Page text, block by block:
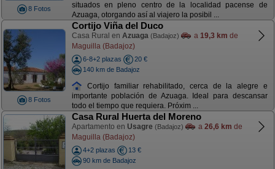
8 Fotos
situados en pleno centro de la localidad pacense de
Azuaga, otorgando así al viajero la posibil ...
8 Fotos
Cortijo Viña del Duco
Casa Rural en Azuaga (Badajoz) a 19,3 km de
Maguilla (Badajoz)
6-8+2 plazas
20 €
140 km de Badajoz
Cortijo familiar rehabilitado, cerca de la alegre e
importante población de Azuaga. Ideal para descansar
todo el tiempo que requiera. Próxim ...
Casa Rural Huerta del Moreno
Apartamento en Usagre (Badajoz) a 26,6 km de
Maguilla (Badajoz)
4+2 plazas
13 €
90 km de Badajoz